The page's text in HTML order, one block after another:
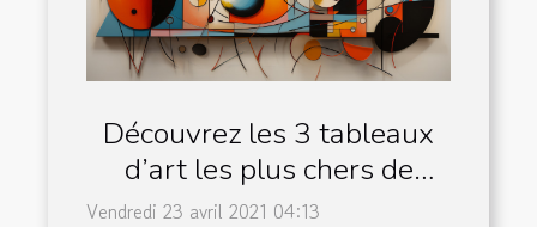
Découvrez les 3 tableaux
d’art les plus chers de
l’histoire
Vendredi 23 avril 2021 04:13